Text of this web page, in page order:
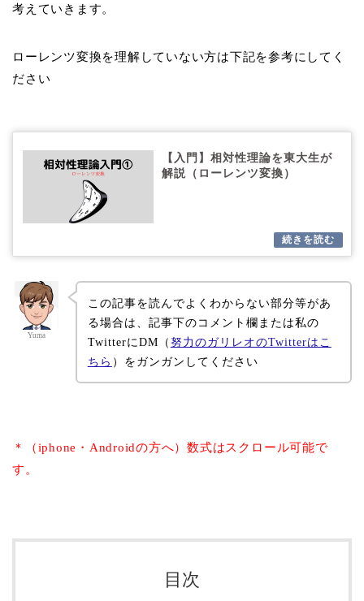
考えていきます。
ローレンツ変換を理解していない方は下記を参考にしてく
ださい
【入門】相対性理論を東大生が
解説（ローレンツ変換）
Yuma
この記事を読んでよくわからない部分等があ
る場合は、記事下のコメント欄または私の
TwitterにDM（努力のガリレオのTwitterはこ
ちら ）をガンガンしてください
＊（iphone・Androidの方へ）数式はスクロール可能で
す。
目次